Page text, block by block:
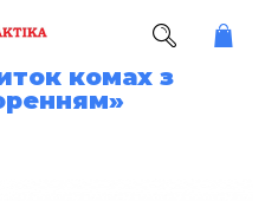
комах з